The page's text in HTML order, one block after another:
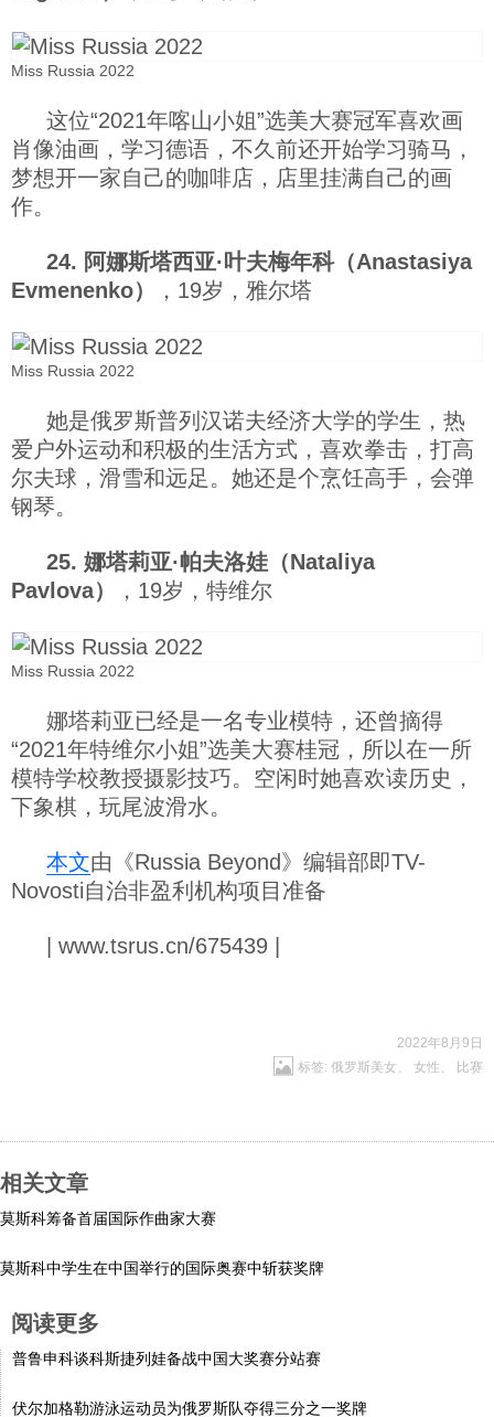
Miss Russia 2022
这位“2021年喀山小姐”选美大赛冠军喜欢画
肖像油画，学习德语，不久前还开始学习骑马，
梦想开一家自己的咖啡店，店里挂满自己的画
作。
24. 阿娜斯塔西亚·叶夫梅年科（Anastasiya
Evmenenko）
，19岁，雅尔塔
Miss Russia 2022
她是俄罗斯普列汉诺夫经济大学的学生，热
爱户外运动和积极的生活方式，喜欢拳击，打高
尔夫球，滑雪和远足。她还是个烹饪高手，会弹
钢琴。
25. 娜塔莉亚·帕夫洛娃（Nataliya
Pavlova）
，19岁，特维尔
Miss Russia 2022
娜塔莉亚已经是一名专业模特，还曾摘得
“2021年特维尔小姐”选美大赛桂冠，所以在一所
模特学校教授摄影技巧。空闲时她喜欢读历史，
下象棋，玩尾波滑水。
本文由《Russia Beyond》编辑部即TV-
Novosti自治非盈利机构项目准备
| www.tsrus.cn/675439 |
2022年8月9日
标签: 俄罗斯美女 、 女性 、 比赛
相关文章
莫斯科筹备首届国际作曲家大赛
莫斯科中学生在中国举行的国际奥赛中斩获奖牌
阅读更多
普鲁申科谈科斯捷列娃备战中国大奖赛分站赛
伏尔加格勒游泳运动员为俄罗斯队夺得三分之一奖牌